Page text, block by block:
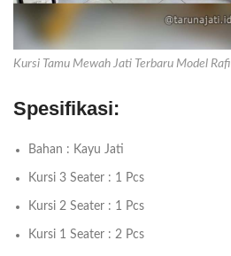
Kursi Tamu Mewah Jati Terbaru Model Rafi
Spesifikasi:
Bahan : Kayu Jati
Kursi 3 Seater : 1 Pcs
Kursi 2 Seater : 1 Pcs
Kursi 1 Seater : 2 Pcs